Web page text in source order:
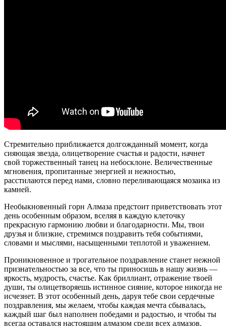
Стремительно приближается долгожданный момент, когда
сияющая звезда, олицетворение счастья и радости, начнет
свой торжественный танец на небосклоне. Величественные
мгновения, пропитанные энергией и нежностью,
расстилаются перед нами, словно переливающаяся мозаика из
камней.
Необыкновенный горн Алмаза предстоит приветствовать этот
день особенным образом, вселяя в каждую клеточку
прекрасную гармонию любви и благодарности. Мы, твои
друзья и близкие, стремимся поздравить тебя событиями,
словами и мыслями, насыщенными теплотой и уважением.
Проникновенное и трогательное поздравление станет нежной
признательностью за все, что ты приносишь в нашу жизнь —
яркость, мудрость, счастье. Как бриллиант, отражение твоей
души, ты олицетворяешь истинное сияние, которое никогда не
исчезнет. В этот особенный день, даруя тебе свои сердечные
поздравления, мы желаем, чтобы каждая мечта сбывалась,
каждый шаг был наполнен победами и радостью, и чтобы ты
всегда оставался настоящим алмазом среди всех алмазов.